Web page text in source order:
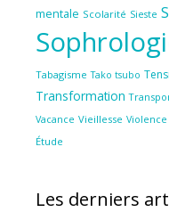
mentale Scolarité Sieste
Tabagisme Tako tsubo
Transformation
Vacance Vieillesse Violence
Étude
Les derniers